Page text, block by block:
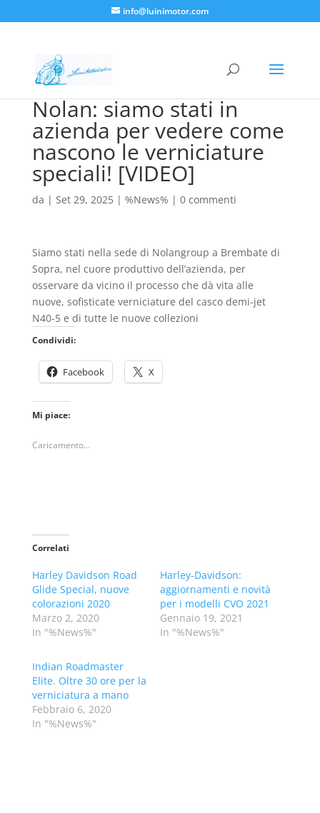
info@luinimotor.com
Nolan: siamo stati in
azienda per vedere come
nascono le verniciature
speciali! [VIDEO]
da | Set 29, 2025| %News% | 0 commenti
Siamo stati nella sede di Nolangroup a Brembate di
Sopra, nel cuore produttivo dell’azienda, per
osservare da vicino il processo che dà vita alle
nuove, sofisticate verniciature del casco demi-jet
N40-5 e di tutte le nuove collezioni
Condividi:
Facebook X
Mi piace:
Caricamento...
Correlati
Harley Davidson Road
Glide Special, nuove
colorazioni 2020
Marzo 2, 2020
In "%News%"
Harley-Davidson:
aggiornamenti e novità
per i modelli CVO 2021
Gennaio 19, 2021
In "%News%"
Indian Roadmaster
Elite. Oltre 30 ore per la
verniciatura a mano
Febbraio 6, 2020
In "%News%"